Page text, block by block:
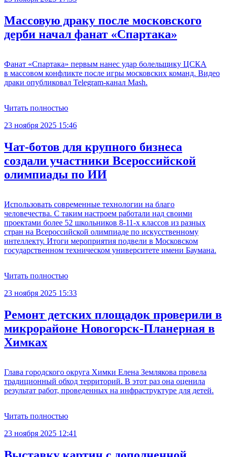
Массовую драку после московского
дерби начал фанат «Спартака»
Фанат «Спартака» первым нанес удар болельщику ЦСКА
в массовом конфликте после игры московских команд. Видео
драки опубликовал Telegram-канал Mash.
Читать полностью
23 ноября 2025 15:46
Чат-ботов для крупного бизнеса
создали участники Всероссийской
олимпиады по ИИ
Использовать современные технологии на благо
человечества. С таким настроем работали над своими
проектами более 52 школьников 8-11-х классов из разных
стран на Всероссийской олимпиаде по искусственному
интеллекту. Итоги мероприятия подвели в Московском
государственном техническом университете имени Баумана.
Читать полностью
23 ноября 2025 15:33
Ремонт детских площадок проверили в
микрорайоне Новогорск-Планерная в
Химках
Глава городского округа Химки Елена Землякова провела
традиционный обход территорий. В этот раз она оценила
результат работ, проведенных на инфраструктуре для детей.
Читать полностью
23 ноября 2025 12:41